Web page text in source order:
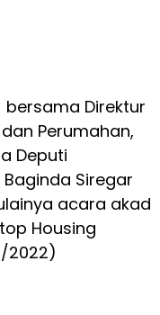
bersama Direktur
Perumahan,
Deputi
Siregar
acara akad
Housing
2022)